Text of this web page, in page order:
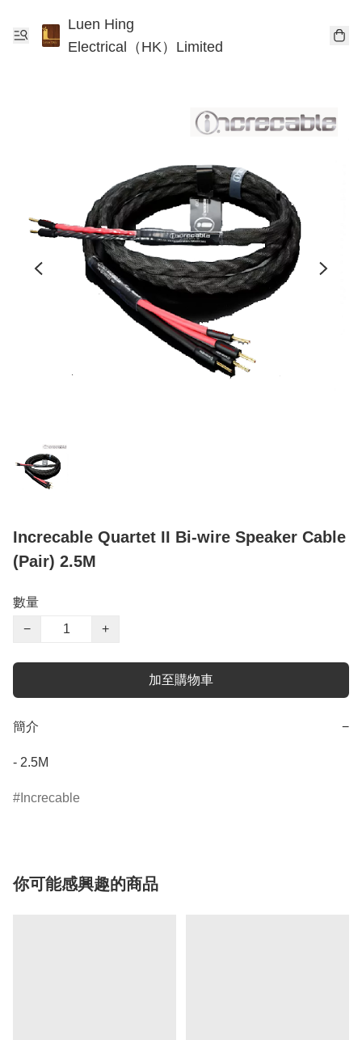
Luen Hing
Electrical（HK）Limited
Increcable Quartet II Bi-wire Speaker Cable
(Pair) 2.5M
數量
−
+
加至購物車
簡介 −
- 2.5M
Increcable
你可能感興趣的商品